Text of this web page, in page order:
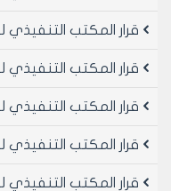
142-143-144/ الواقعة في البقعة المسماة غربي الزهراء.
الى تخصيصها مجددا من
قرار المكتب التنفيذي للمدينة
قرار المكتب التنفيذي للمدينة
قرار المكتب التنفيذي للمدينة
قرار المكتب التنفيذي للمدينة
قرار المكتب التنفيذي للمدينة